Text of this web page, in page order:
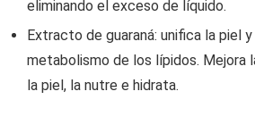
eliminando el exceso de líquido.
Extracto de guaraná: unifica la piel
metabolismo de los lípidos. Mejora
la piel, la nutre e hidrata.